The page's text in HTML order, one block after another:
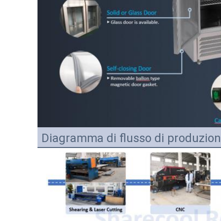
Diagramma di flusso di